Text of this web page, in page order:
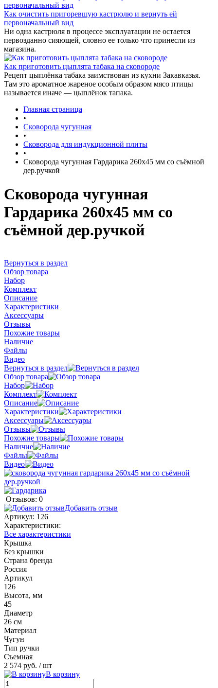
Как очистить пригоревшую кастрюлю и вернуть ей
первоначальный вид
Ни одна кастрюля в процессе эксплуатации не остается
первозданно сияющей, словно ее только что принесли из
магазина.
Как приготовить цыплята табака на сковороде
Рецепт цыплёнка табака заимствован из кухни Закавказья.
Там это ароматное жареное особым образом мясо птицы
называется иначе — цыплёнок тапака.
Главная страница
•
Сковорода чугунная
•
Сковорода для индукционной плиты
•
Сковорода чугунная Гардарика 260х45 мм со съёмной
дер.ручкой
Сковорода чугунная
Гардарика 260х45 мм со
съёмной дер.ручкой
Вернуться в раздел
Обзор товара
Набор
Комплект
Описание
Характеристики
Аксессуары
Отзывы
Похожие товары
Наличие
Файлы
Видео
Вернуться в раздел
Обзор товара
Набор
Комплект
Описание
Характеристики
Аксессуары
Отзывы
Похожие товары
Наличие
Файлы
Видео
Отзывов: 0
Добавить отзыв
Артикул: 126
Характеристики:
Все характеристики
Крышка
Без крышки
Страна бренда
Россия
Артикул
126
Высота, мм
45
Диаметр
26 см
Материал
Чугун
Тип ручки
Съемная
2 574 руб. / шт
В корзину